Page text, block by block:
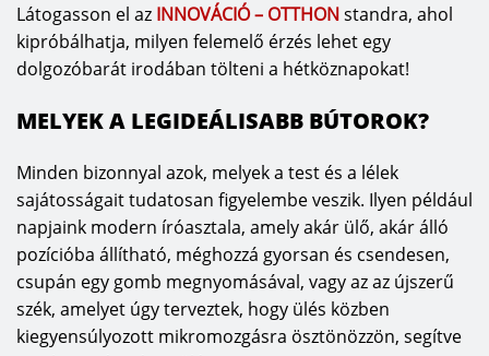
Látogasson el az INNOVÁCIÓ – OTTHONstandra, ahol
kipróbálhatja, milyen felemelő érzés lehet egy
dolgozóbarát irodában tölteni a hétköznapokat!
MELYEK A LEGIDEÁLISABB BÚTOROK?
Minden bizonnyal azok, melyek a test és a lélek
sajátosságait tudatosan figyelembe veszik. Ilyen például
napjaink modern íróasztala, amely akár ülő, akár álló
pozícióba állítható, méghozzá gyorsan és csendesen,
csupán egy gomb megnyomásával, vagy az az újszerű
szék, amelyet úgy terveztek, hogy ülés közben
kiegyensúlyozott mikromozgásra ösztönözzön, segítve